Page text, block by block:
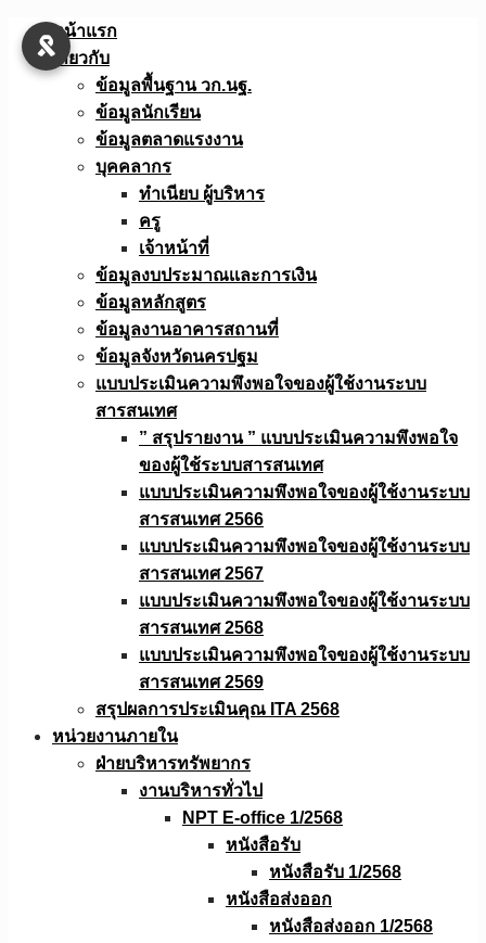
Skip
หน้าแรก
เกี่ยวกับ
ข้อมูลพื้นฐาน วก.นฐ.
ข้อมูลนักเรียน
ข้อมูลตลาดแรงงาน
บุคคลากร
ทำเนียบ ผู้บริหาร
ครู
เจ้าหน้าที่
ข้อมูลงบประมาณเเละการเงิน
ข้อมูลหลักสูตร
ข้อมูลงานอาคารสถานที่
ข้อมูลจังหวัดนครปฐม
แบบประเมินความพึงพอใจของผู้ใช้งานระบบ
สารสนเทศ
” สรุปรายงาน ” แบบประเมินความพึงพอใจ
ของผู้ใช้ระบบสารสนเทศ
แบบประเมินความพึงพอใจของผู้ใช้งานระบบ
สารสนเทศ 2566
แบบประเมินความพึงพอใจของผู้ใช้งานระบบ
สารสนเทศ 2567
แบบประเมินความพึงพอใจของผู้ใช้งานระบบ
สารสนเทศ 2568
แบบประเมินความพึงพอใจของผู้ใช้งานระบบ
สารสนเทศ 2569
สรุปผลการประเมินคุณ ITA 2568
หน่วยงานภายใน
ฝ่ายบริหารทรัพยากร
งานบริหารทั่วไป
NPT E-office 1/2568
หนังสือรับ
หนังสือรับ 1/2568
หนังสือส่งออก
หนังสือส่งออก 1/2568